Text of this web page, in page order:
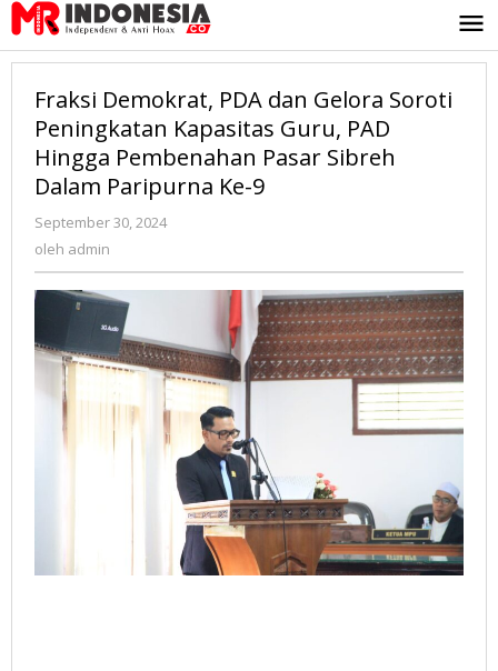
Lewati
ke
konten
Fraksi Demokrat, PDA dan Gelora Soroti
Peningkatan Kapasitas Guru, PAD
Hingga Pembenahan Pasar Sibreh
Dalam Paripurna Ke-9
September 30, 2024
oleh admin